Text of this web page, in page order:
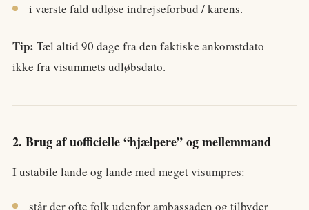
i værste fald udløse indrejseforbud / karens.
Tip: Tæl altid 90 dage fra den faktiske ankomstdato –
ikke fra visummets udløbsdato.
2. Brug af uofficielle “hjælpere” og mellemmand
I ustabile lande og lande med meget visumpres:
står der ofte folk udenfor ambassaden og tilbyder